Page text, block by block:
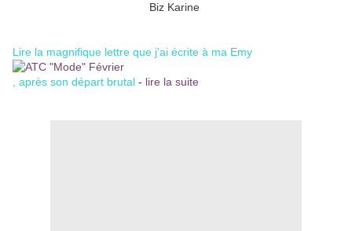
Biz Karine
Lire la magnifique lettre que j'ai écrite à ma Emy
, après son départ brutal - lire la suite